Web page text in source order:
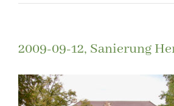
2009-09-12, Sanierung